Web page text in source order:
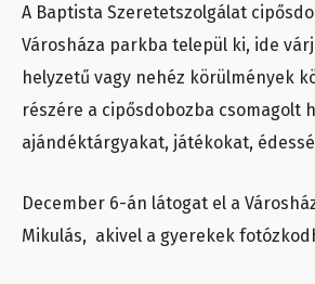
A Baptista Szeretetszolgálat
Városháza parkba települ ki, ide
helyzetű vagy nehéz körülmények
részére a cipősdobozba csomagolt
ajándéktárgyakat, játékokat,
December 6-án látogat el a
Mikulás, akivel a gyerekek